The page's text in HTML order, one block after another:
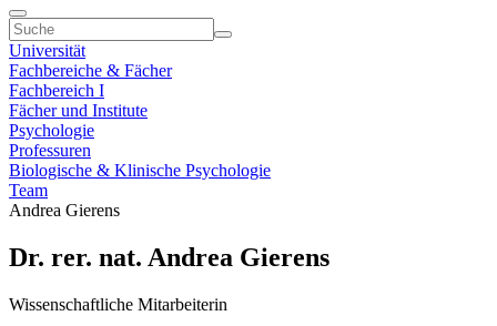
Universität
Fachbereiche & Fächer
Fachbereich I
Fächer und Institute
Psychologie
Professuren
Biologische & Klinische Psychologie
Team
Andrea Gierens
Dr. rer. nat. Andrea Gierens
Wissenschaftliche Mitarbeiterin